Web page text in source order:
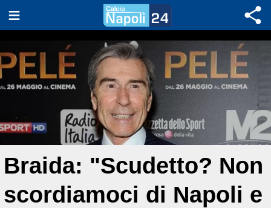
Braida: "Scudetto? Non
scordiamoci di Napoli e